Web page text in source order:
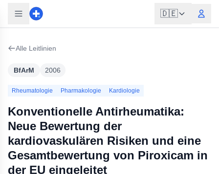
🇩🇪
Alle Leitlinien
BfArM 2006
Rheumatologie Pharmakologie Kardiologie
Konventionelle Antirheumatika:
Neue Bewertung der
kardiovaskulären Risiken und eine
Gesamtbewertung von Piroxicam in
der EU eingeleitet